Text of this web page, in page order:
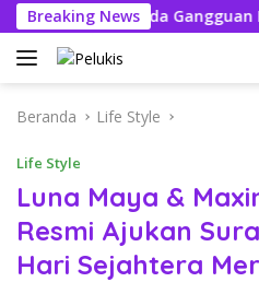
Langsung
ke
konten
Breaking News
Boleh Ada Gangguan
Beranda Life Style
Life Style
Luna Maya &
Resmi Ajukan
Hari Sejahtera